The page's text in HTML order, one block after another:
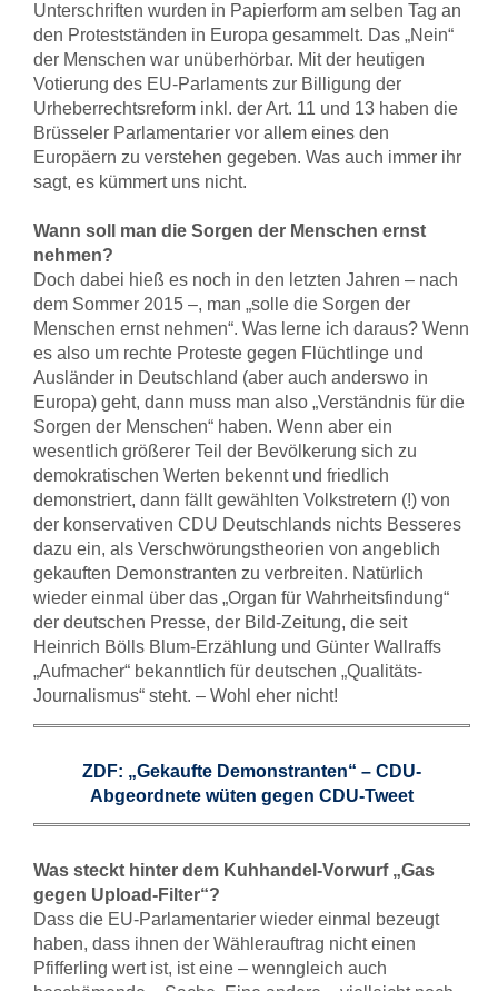
Unterschriften wurden in Papierform am selben Tag an
den Protestständen in Europa gesammelt. Das „Nein“
der Menschen war unüberhörbar. Mit der heutigen
Votierung des EU-Parlaments zur Billigung der
Urheberrechtsreform inkl. der Art. 11 und 13 haben die
Brüsseler Parlamentarier vor allem eines den
Europäern zu verstehen gegeben. Was auch immer ihr
sagt, es kümmert uns nicht.
Wann soll man die Sorgen der Menschen ernst
nehmen?
Doch dabei hieß es noch in den letzten Jahren – nach
dem Sommer 2015 –, man „solle die Sorgen der
Menschen ernst nehmen“. Was lerne ich daraus? Wenn
es also um rechte Proteste gegen Flüchtlinge und
Ausländer in Deutschland (aber auch anderswo in
Europa) geht, dann muss man also „Verständnis für die
Sorgen der Menschen“ haben. Wenn aber ein
wesentlich größerer Teil der Bevölkerung sich zu
demokratischen Werten bekennt und friedlich
demonstriert, dann fällt gewählten Volkstretern (!) von
der konservativen CDU Deutschlands nichts Besseres
dazu ein, als Verschwörungstheorien von angeblich
gekauften Demonstranten zu verbreiten. Natürlich
wieder einmal über das „Organ für Wahrheitsfindung“
der deutschen Presse, der Bild-Zeitung, die seit
Heinrich Bölls Blum-Erzählung und Günter Wallraffs
„Aufmacher“ bekanntlich für deutschen „Qualitäts-
Journalismus“ steht. – Wohl eher nicht!
ZDF: „Gekaufte Demonstranten“ – CDU-
Abgeordnete wüten gegen CDU-Tweet
Was steckt hinter dem Kuhhandel-Vorwurf „Gas
gegen Upload-Filter“?
Dass die EU-Parlamentarier wieder einmal bezeugt
haben, dass ihnen der Wählerauftrag nicht einen
Pfifferling wert ist, ist eine – wenngleich auch